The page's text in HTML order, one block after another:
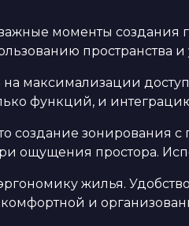
моменты
пространства
на максимализации
функций, и
создание зонирования
ощущения простора.
жилья.
и